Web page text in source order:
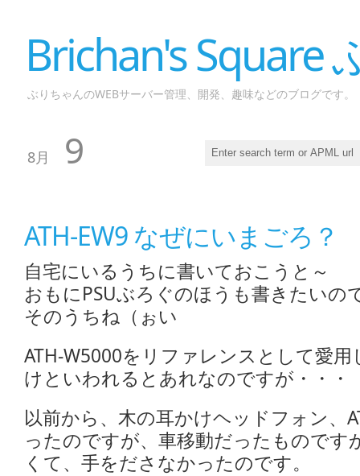
Brichan's Square
ぶりちゃんのWEBサーバー管理、開発、趣味などのブログです。
8月 9
ATH-EW9 なぜにいまごろ？
自宅にいるうちに書いておこうと～
おもにPSUぶろぐのほうも書きたいの
そのうちね（ぉい
ATH-W5000をリファレンスとして愛
けといわれるとあれなのですが・・・
以前から、木の耳かけヘッドフォン、
ったのですが、車移動だったものです
くて、手をださなかったのです。